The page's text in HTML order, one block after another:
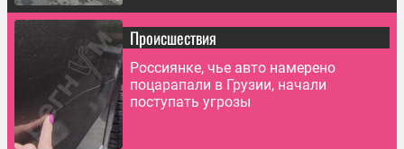
Происшествия
Россиянке, чье авто намерено
поцарапали в Грузии, начали
поступать угрозы